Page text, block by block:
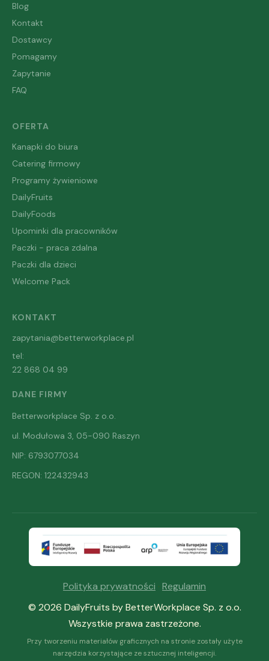
Blog
Kontakt
Dostawcy
Pomagamy
Zapytanie
FAQ
OFERTA
Kanapki do biura
Catering firmowy
Programy żywieniowe
DailyFruits
DailyFoods
Upominki dla pracowników
Paczki - praca zdalna
Paczki dla dzieci
Welcome Pack
KONTAKT
zapytania@betterworkplace.pl
tel:
22 868 04 99
DANE FIRMY
Betterworkplace Sp. z o.o.
ul. Modułowa 3, 05-090 Raszyn
NIP: 6793077034
REGON: 122432943
Polityka prywatności · Regulamin
© 2026 DailyFruits by BetterWorkplace Sp. z o.o.
Wszystkie prawa zastrzeżone.
Przy tworzeniu materiałów graficznych na stronie zostały użyte
narzędzia korzystające ze sztucznej inteligencji.